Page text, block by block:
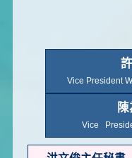
Vice President
Vice